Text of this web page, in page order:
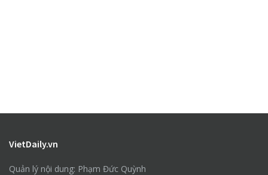
VietDaily.vn
Quản lý nội dung: Phạm Đức Quỳnh